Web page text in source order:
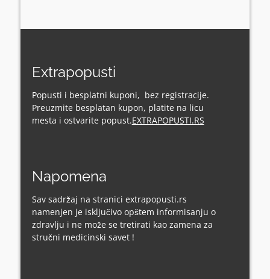
Extrapopusti
Popusti i besplatni kuponi, bez registracije.
Preuzmite besplatan kupon, platite na licu
mesta i ostvarite popust.EXTRAPOPUSTI.RS
Napomena
Sav sadržaj na stranici extrapopusti.rs
namenjen je isključivo opštem informisanju o
zdravlju i ne može se tretirati kao zamena za
stručni medicinski savet !